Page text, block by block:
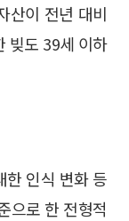
산이 전년 대비
빚도 39세 이하
한 인식 변화 등
으로 한 전형적